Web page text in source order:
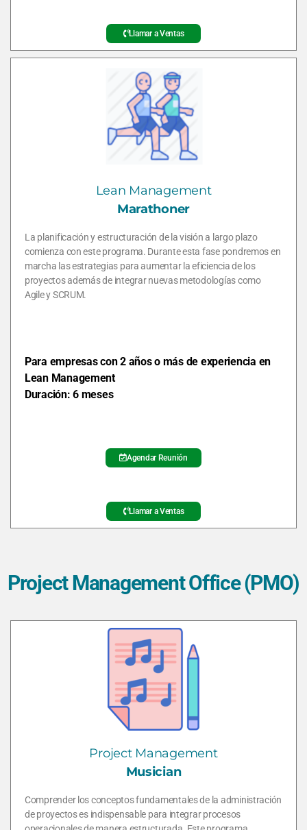
Llamar a Ventas
Lean Management
Marathoner
La planificación y estructuración de la visión a largo plazo
comienza con este programa. Durante esta fase pondremos en
marcha las estrategias para aumentar la eficiencia de los
proyectos además de integrar nuevas metodologías como
Agile y SCRUM.
Para empresas con 2 años o más de experiencia en
Lean Management
Duración: 6 meses
Agendar Reunión
Llamar a Ventas
Project Management Office (PMO)
Project Management
Musician
Comprender los conceptos fundamentales de la administración
de proyectos es indispensable para integrar procesos